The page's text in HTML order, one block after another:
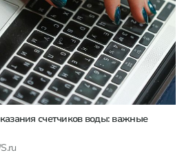
счетчиков воды: важные